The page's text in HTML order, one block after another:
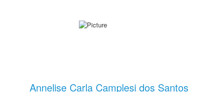
Annelise Carla Camplesi dos Santos